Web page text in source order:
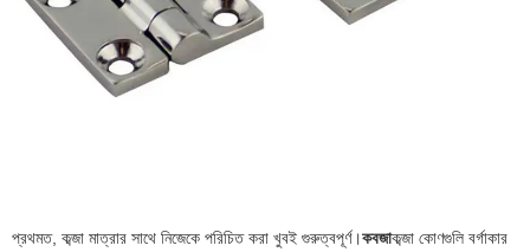
প্রথমত, কব্জা মাত্রার সাথে নিজেকে পরিচিত করা খুবই গুরুত্বপূর্ণ।কবজাকব্জা কোণগুলি বর্গাকার